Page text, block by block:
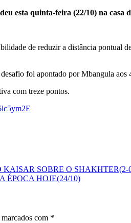
esta quinta-feira (22/10) na
de reduzir a distância
foi apontado por Mbangula aos
com treze pontos.
SOBRE O SHAKHTER(2-
HOJE(24/10)
com *